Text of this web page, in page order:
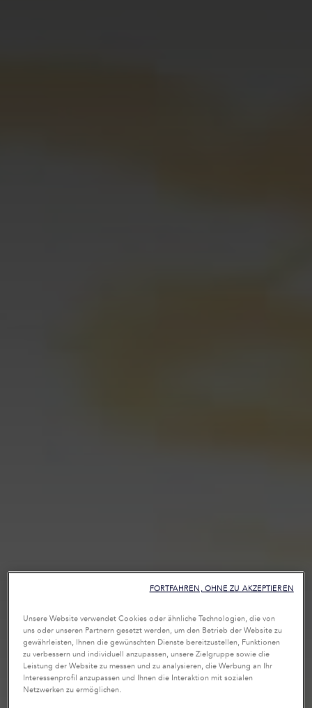
Unsere Website verwendet Cookies oder ähnliche Technologien, die von
uns oder unseren Partnern gesetzt werden, um den Betrieb der Website zu
gewährleisten, Ihnen die gewünschten Dienste bereitzustellen, Funktionen
zu verbessern und individuell anzupassen, unsere Zielgruppe sowie die
Leistung der Website zu messen und zu analysieren, die Werbung an Ihr
Interessenprofil anzupassen und Ihnen die Interaktion mit sozialen
Netzwerken zu ermöglichen.
FORTFAHREN, OHNE ZU AKZEPTIEREN